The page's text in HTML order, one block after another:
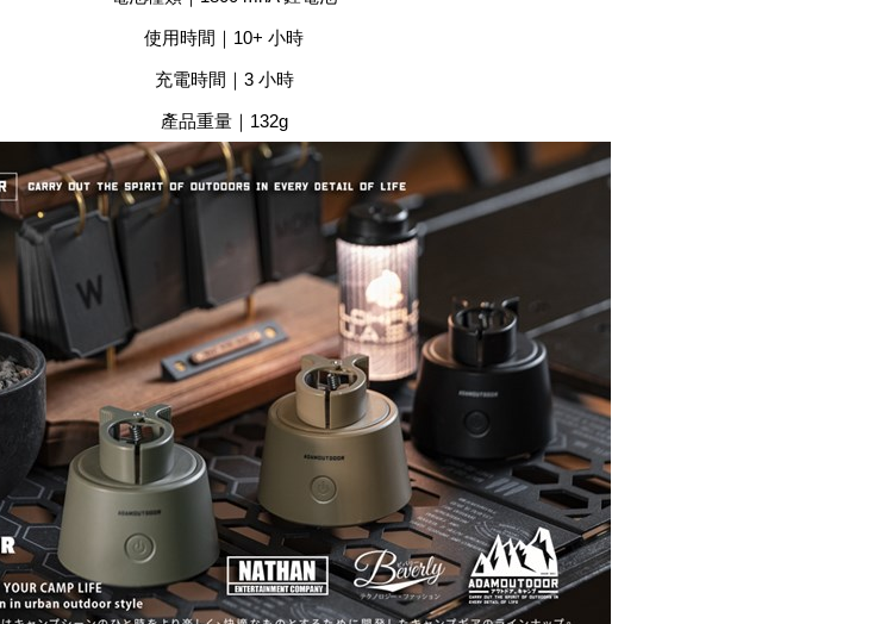
使用時間｜10+ 小時
充電時間｜3 小時
產品重量｜132g